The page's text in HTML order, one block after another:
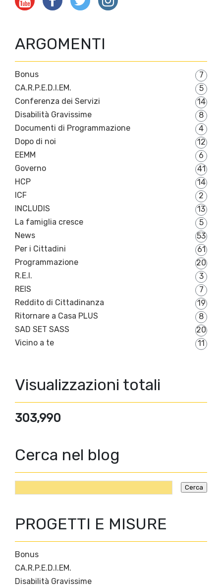
ARGOMENTI
Bonus
7
CA.R.P.E.D.I.EM.
5
Conferenza dei Servizi
14
Disabilità Gravissime
8
Documenti di Programmazione
4
Dopo di noi
12
EEMM
6
Governo
41
HCP
14
ICF
2
INCLUDIS
13
La famiglia cresce
5
News
53
Per i Cittadini
61
Programmazione
20
R.E.I.
3
REIS
7
Reddito di Cittadinanza
19
Ritornare a Casa PLUS
8
SAD SET SASS
20
Vicino a te
11
Visualizzazioni totali
303,990
Cerca nel blog
PROGETTI E MISURE
Bonus
CA.R.P.E.D.I.EM.
Disabilità Gravissime